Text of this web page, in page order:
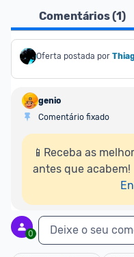
Comentários (1)
Oferta postada por
genio
Comentário fixado
📱Receba as
antes que acabem!
0 Deixe o seu